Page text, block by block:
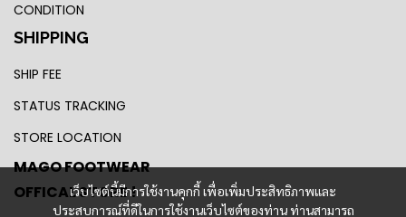
เว็บไซต์นี้มีการใช้งานคุกกี้ เพื่อเพิ่มประสิทธิภาพและ
ประสบการณ์ที่ดีในการใช้งานเว็บไซต์ของท่าน ท่านสามารถ
CONDITION
SHIPPING
SHIP FEE
STATUS TRACKING
STORE LOCATION
MAGO FOOTWEAR
OFFICAL STORE !